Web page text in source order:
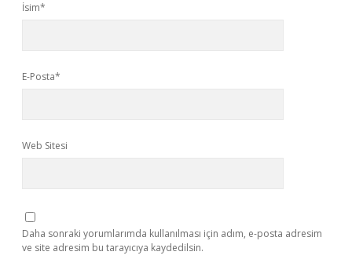
İsim*
E-Posta*
Web Sitesi
Daha sonraki yorumlarımda kullanılması için adım, e-posta adresim
ve site adresim bu tarayıcıya kaydedilsin.